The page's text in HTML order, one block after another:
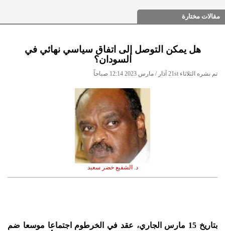
مقالات مختارة
هل يمكن التوصل إلى اتفاق سياسي نهائي في
السودان؟
تم نشره الثلاثاء 21st آذار / مارس 2023 12:14 صباحاً
د. الشفيع خضر سعيد
بتاريخ 15 مارس الجاري، عقد في الخرطوم اجتماعا موسعا ضم